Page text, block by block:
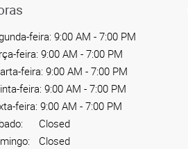
feira: 9:00 AM - 7:00 PM
feira: 9:00 AM - 7:00 PM
feira: 9:00 AM - 7:00 PM
feira: 9:00 AM - 7:00 PM
feira: 9:00 AM - 7:00 PM
Closed
Closed